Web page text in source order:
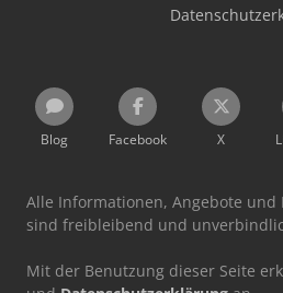
Blog Facebook X
Alle Informationen, Angebote und
sind freibleibend und
Mit der Benutzung dieser Seite